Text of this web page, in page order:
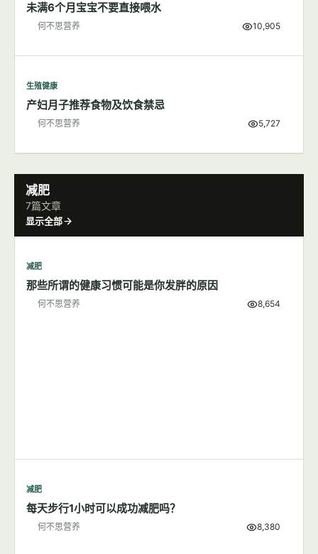
未满6个月宝宝不要直接喂水
何不思营养 10,905
生殖健康
产妇月子推荐食物及饮食禁忌
何不思营养 5,727
减肥
7篇文章
显示全部
减肥
那些所谓的健康习惯可能是你发胖的原因
何不思营养 8,654
减肥
每天步行1小时可以成功减肥吗？
何不思营养 8,380